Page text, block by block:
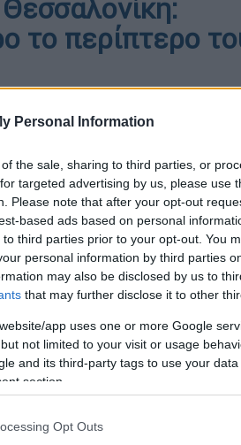
Personal Information
the sale, sharing to third parties, or
targeted advertising by us, please use
Please note that after your opt-out
based ads based on personal
third parties prior to your opt-out. You
personal information by third parties
may also be disclosed by us to
that may further disclose it to other
app uses one or more Google
not limited to your visit or usage
and its third-party tags to use your
section.
Opt Outs
το περίπτερο